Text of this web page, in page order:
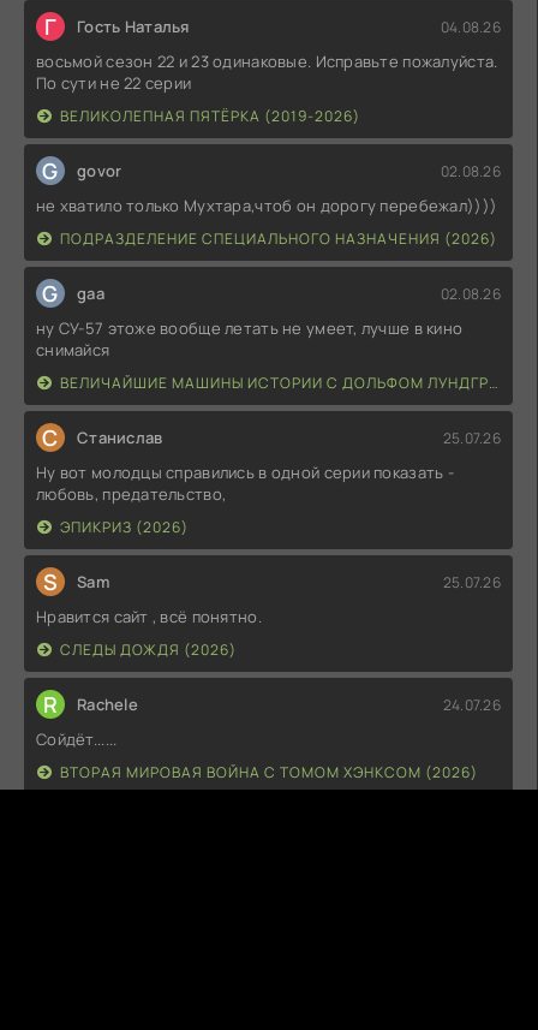
Г Гость Наталья 04.08.26
восьмой сезон 22 и 23 одинаковые. Исправьте пожалуйста.
По сути не 22 серии
ВЕЛИКОЛЕПНАЯ ПЯТЁРКА (2019-2026)
G govor 02.08.26
не хватило только Мухтара,чтоб он дорогу перебежал))))
ПОДРАЗДЕЛЕНИЕ СПЕЦИАЛЬНОГО НАЗНАЧЕНИЯ (2026)
G gaa 02.08.26
ну СУ-57 этоже вообще летать не умеет, лучше в кино
снимайся
ВЕЛИЧАЙШИЕ МАШИНЫ ИСТОРИИ С ДОЛЬФОМ ЛУНДГРЕНОМ (2026)
С Станислав 25.07.26
Ну вот молодцы справились в одной серии показать -
любовь, предательство,
ЭПИКРИЗ (2026)
S Sam 25.07.26
Нравится сайт , всё понятно.
СЛЕДЫ ДОЖДЯ (2026)
R Rachele 24.07.26
Сойдёт......
ВТОРАЯ МИРОВАЯ ВОЙНА С ТОМОМ ХЭНКСОМ (2026)